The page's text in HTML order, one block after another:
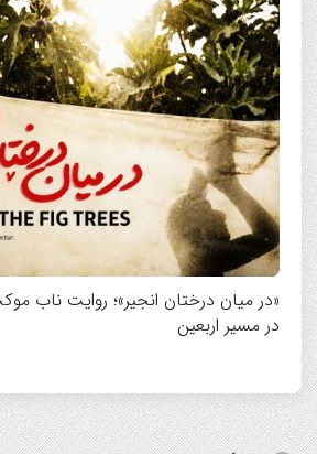
«در میان درختان انجیر»؛ روایت ناب
در مسیر اربعین